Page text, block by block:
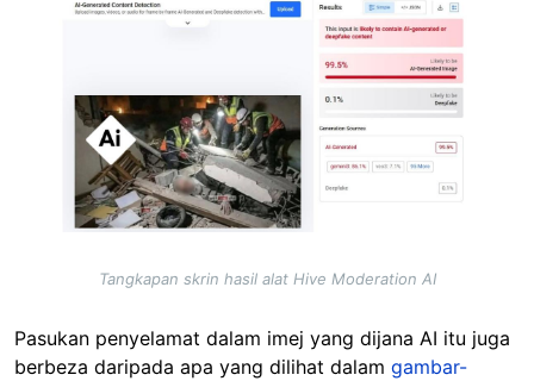
Tangkapan skrin hasil alat Hive Moderation AI
Pasukan penyelamat dalam imej yang dijana AI itu juga
berbeza daripada apa yang dilihat dalam gambar-